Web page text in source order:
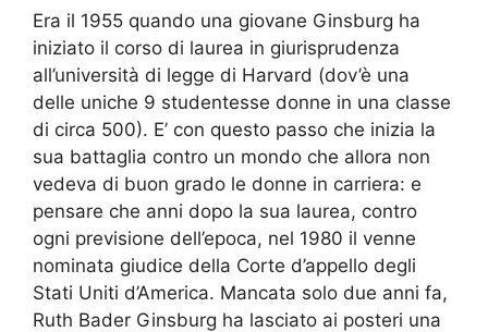
Era il 1955 quando una giovane Ginsburg ha
iniziato il corso di laurea in giurisprudenza
all’università di legge di Harvard (dov’è una
delle uniche 9 studentesse donne in una classe
di circa 500). E’ con questo passo che inizia la
sua battaglia contro un mondo che allora non
vedeva di buon grado le donne in carriera: e
pensare che anni dopo la sua laurea, contro
ogni previsione dell’epoca, nel 1980 il venne
nominata giudice della Corte d’appello degli
Stati Uniti d’America. Mancata solo due anni fa,
Ruth Bader Ginsburg ha lasciato ai posteri una